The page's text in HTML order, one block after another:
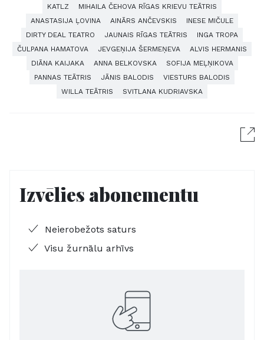
KATLZ
MIHAILA ČEHOVA RĪGAS KRIEVU TEĀTRIS
ANASTASIJA ĻOVINA
AINĀRS ANČEVSKIS
INESE MIČULE
DIRTY DEAL TEATRO
JAUNAIS RĪGAS TEĀTRIS
INGA TROPA
ČULPANA HAMATOVA
JEVGEŅIJA ŠERMEŅEVA
ALVIS HERMANIS
DIĀNA KAIJAKA
ANNA BELKOVSKA
SOFIJA MEĻŅIKOVA
PANNAS TEĀTRIS
JĀNIS BALODIS
VIESTURS BALODIS
WILLA TEĀTRIS
SVITLANA KUDRIAVSKA
Izvēlies abonementu
Neierobežots saturs
Visu žurnālu arhīvs